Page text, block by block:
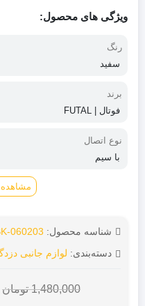
ویژگی های محصول:
رنگ
سفید
برند
فوتال | FUTAL
نوع اتصال
با سیم
شناسه محصول: 060203
دسته‌بندی: لوازم جانبی
1,480,000 تومان